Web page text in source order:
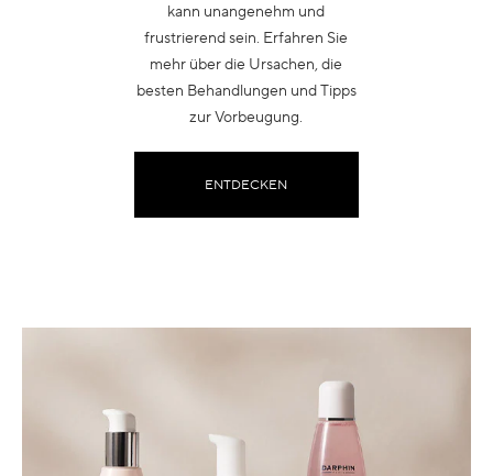
kann unangenehm und
frustrierend sein. Erfahren Sie
mehr über die Ursachen, die
besten Behandlungen und Tipps
zur Vorbeugung.
ENTDECKEN